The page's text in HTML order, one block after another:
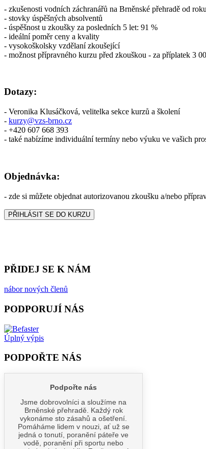
- zkušenosti vodních záchranářů na Brněnské přehradě od
- stovky úspěšných absolventů
- úspěšnost u zkoušky za posledních 5 let: 91 %
- ideální poměr ceny a kvality
- vysokoškolsky vzdělaní zkoušející
- možnost přípravného kurzu před zkouškou - za příplatek 3
Dotazy:
- Veronika Klusáčková, velitelka sekce kurzů a školení
- kurzy@vzs-brno.cz
- +420 607 668 393
- také nabízíme individuální termíny nebo výuku ve vašich
Objednávka:
- zde si můžete objednat autorizovanou zkoušku a/nebo
PŘIDEJ SE K NÁM
nábor nových členů
PODPORUJÍ NÁS
Úplný výpis
PODPOŘTE NÁS